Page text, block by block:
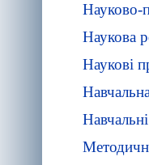
Науково-
Наукова
Наукові